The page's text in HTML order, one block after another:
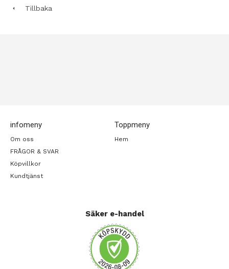
Tillbaka
infomeny
Om oss
FRÅGOR & SVAR
Köpvillkor
Kundtjänst
Toppmeny
Hem
Säker e-handel